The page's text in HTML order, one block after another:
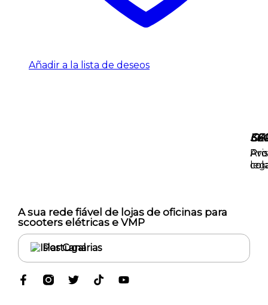
Añadir a la lista de deseos
A sua rede fiável de lojas de oficinas para
scooters elétricas e VMP
Portugal
·